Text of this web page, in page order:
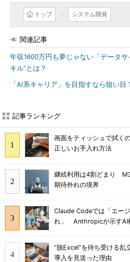
トップ システム開発
関連記事
年収1600万円も夢じゃない「データ
キル”とは？
「AI系キャリア」を目指すなら狙い
記事ランキング
画面をティッシュで拭く
正しいお手入れ方法
継続利用は4割どまり
期待外れの境界
Claude Codeでは「エー
れ」 Anthropicが示すAI
“脱Excel”を待ち受ける
導入を見送った理由